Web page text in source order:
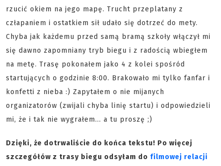
rzucić okiem na jego mapę. Trucht przeplatany z
człapaniem i ostatkiem sił udało się dotrzeć do mety.
Chyba jak każdemu przed samą bramą szkoły włączył mi
się dawno zapomniany tryb biegu i z radością wbiegłem
na metę. Trasę pokonałem jako 4 z kolei spośród
startujących o godzinie 8:00. Brakowało mi tylko fanfar i
konfetti z nieba :) Zapytałem o nie mijanych
organizatorów (zwijali chyba linię startu) i odpowiedzieli
mi, że i tak nie wygrałem… a tu proszę ;)
Dzięki, że dotrwaliście do końca tekstu! Po więcej
szczegółów z trasy biegu odsyłam do filmowej relacji